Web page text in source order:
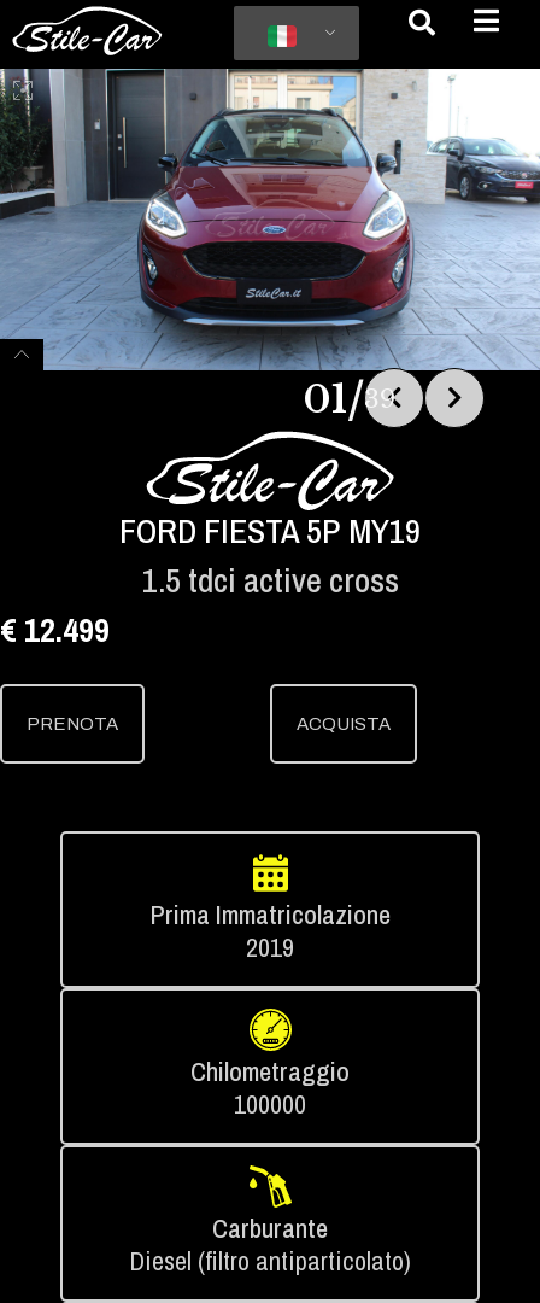
01/39
FORD FIESTA 5P MY19
1.5 tdci active cross
€ 12.499
PRENOTA ACQUISTA
Prima Immatricolazione
2019
Chilometraggio
100000
Carburante
Diesel (filtro antiparticolato)